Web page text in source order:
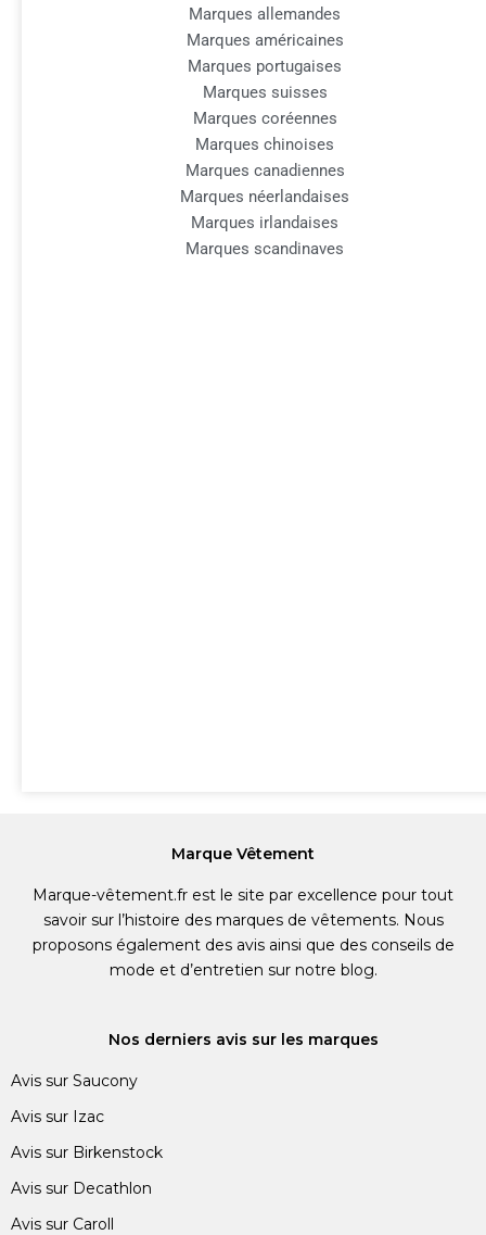
Marques allemandes
Marques américaines
Marques portugaises
Marques suisses
Marques coréennes
Marques chinoises
Marques canadiennes
Marques néerlandaises
Marques irlandaises
Marques scandinaves
Marque Vêtement
Marque-vêtement.fr est le site par excellence pour tout
savoir sur l’histoire des marques de vêtements. Nous
proposons également des avis ainsi que des conseils de
mode et d’entretien sur notre blog.
Nos derniers avis sur les marques
Avis sur Saucony
Avis sur Izac
Avis sur Birkenstock
Avis sur Decathlon
Avis sur Caroll